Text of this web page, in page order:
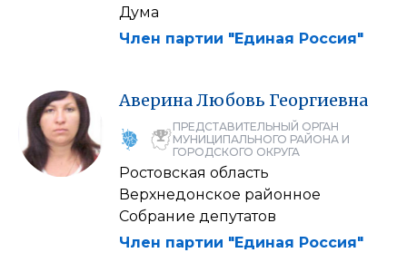
Дума
Член партии "Единая Россия"
Аверина Любовь Георгиевна
ПРЕДСТАВИТЕЛЬНЫЙ ОРГАН
МУНИЦИПАЛЬНОГО РАЙОНА И
ГОРОДСКОГО ОКРУГА
Ростовская область
Верхнедонское районное
Собрание депутатов
Член партии "Единая Россия"